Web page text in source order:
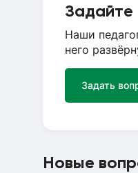
Задайте
Наши
него
Задать
Новые